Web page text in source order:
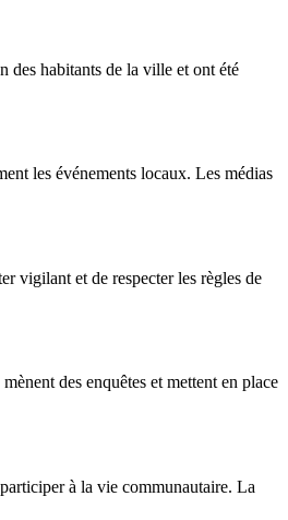
des habitants de la ville et ont été
les événements locaux. Les médias
vigilant et de respecter les règles de
des enquêtes et mettent en place
à la vie communautaire. La